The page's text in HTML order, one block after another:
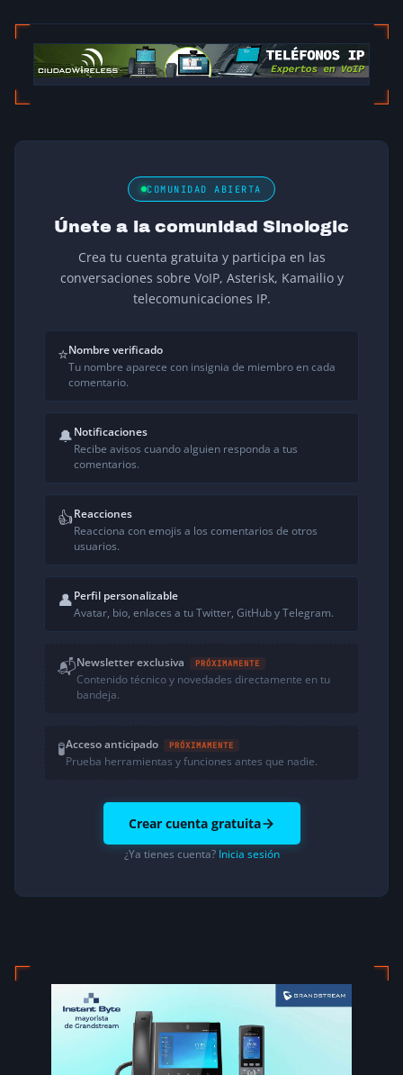
COMUNIDAD ABIERTA
Únete a la comunidad Sinologic
Crea tu cuenta gratuita y participa en las
conversaciones sobre VoIP, Asterisk, Kamailio y
telecomunicaciones IP.
⭐Nombre verificado
Tu nombre aparece con insignia de miembro en cada
comentario.
🔔Notificaciones
Recibe avisos cuando alguien responda a tus
comentarios.
👍Reacciones
Reacciona con emojis a los comentarios de otros
usuarios.
👤Perfil personalizable
Avatar, bio, enlaces a tu Twitter, GitHub y Telegram.
📬Newsletter exclusiva PRÓXIMAMENTE
Contenido técnico y novedades directamente en tu
bandeja.
🧪Acceso anticipado PRÓXIMAMENTE
Prueba herramientas y funciones antes que nadie.
Crear cuenta gratuita
¿Ya tienes cuenta? Inicia sesión